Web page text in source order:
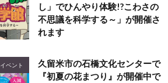
し」でひんやり体験!?こわさの
不思議を科学する～」が開催さ
れます
イベント
久留米市の石橋文化センターで
『初夏の花まつり』が開催中で